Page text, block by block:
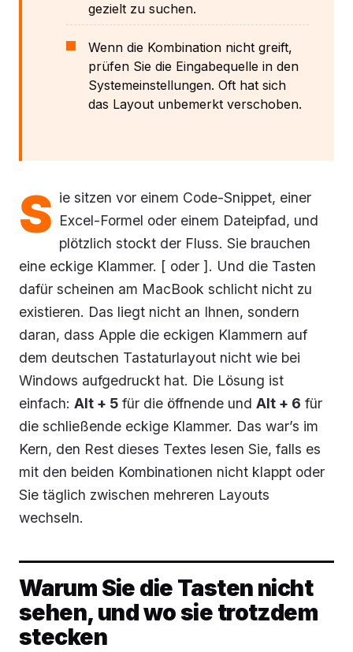
gezielt zu suchen.
Wenn die Kombination nicht greift,
prüfen Sie die Eingabequelle in den
Systemeinstellungen. Oft hat sich
das Layout unbemerkt verschoben.
S ie sitzen vor einem Code-Snippet, einer
Excel-Formel oder einem Dateipfad, und
plötzlich stockt der Fluss. Sie brauchen
eine eckige Klammer. [ oder ]. Und die Tasten
dafür scheinen am MacBook schlicht nicht zu
existieren. Das liegt nicht an Ihnen, sondern
daran, dass Apple die eckigen Klammern auf
dem deutschen Tastaturlayout nicht wie bei
Windows aufgedruckt hat. Die Lösung ist
einfach: Alt + 5 für die öffnende und Alt + 6 für
die schließende eckige Klammer. Das war’s im
Kern, den Rest dieses Textes lesen Sie, falls es
mit den beiden Kombinationen nicht klappt oder
Sie täglich zwischen mehreren Layouts
wechseln.
Warum Sie die Tasten nicht
sehen, und wo sie trotzdem
stecken